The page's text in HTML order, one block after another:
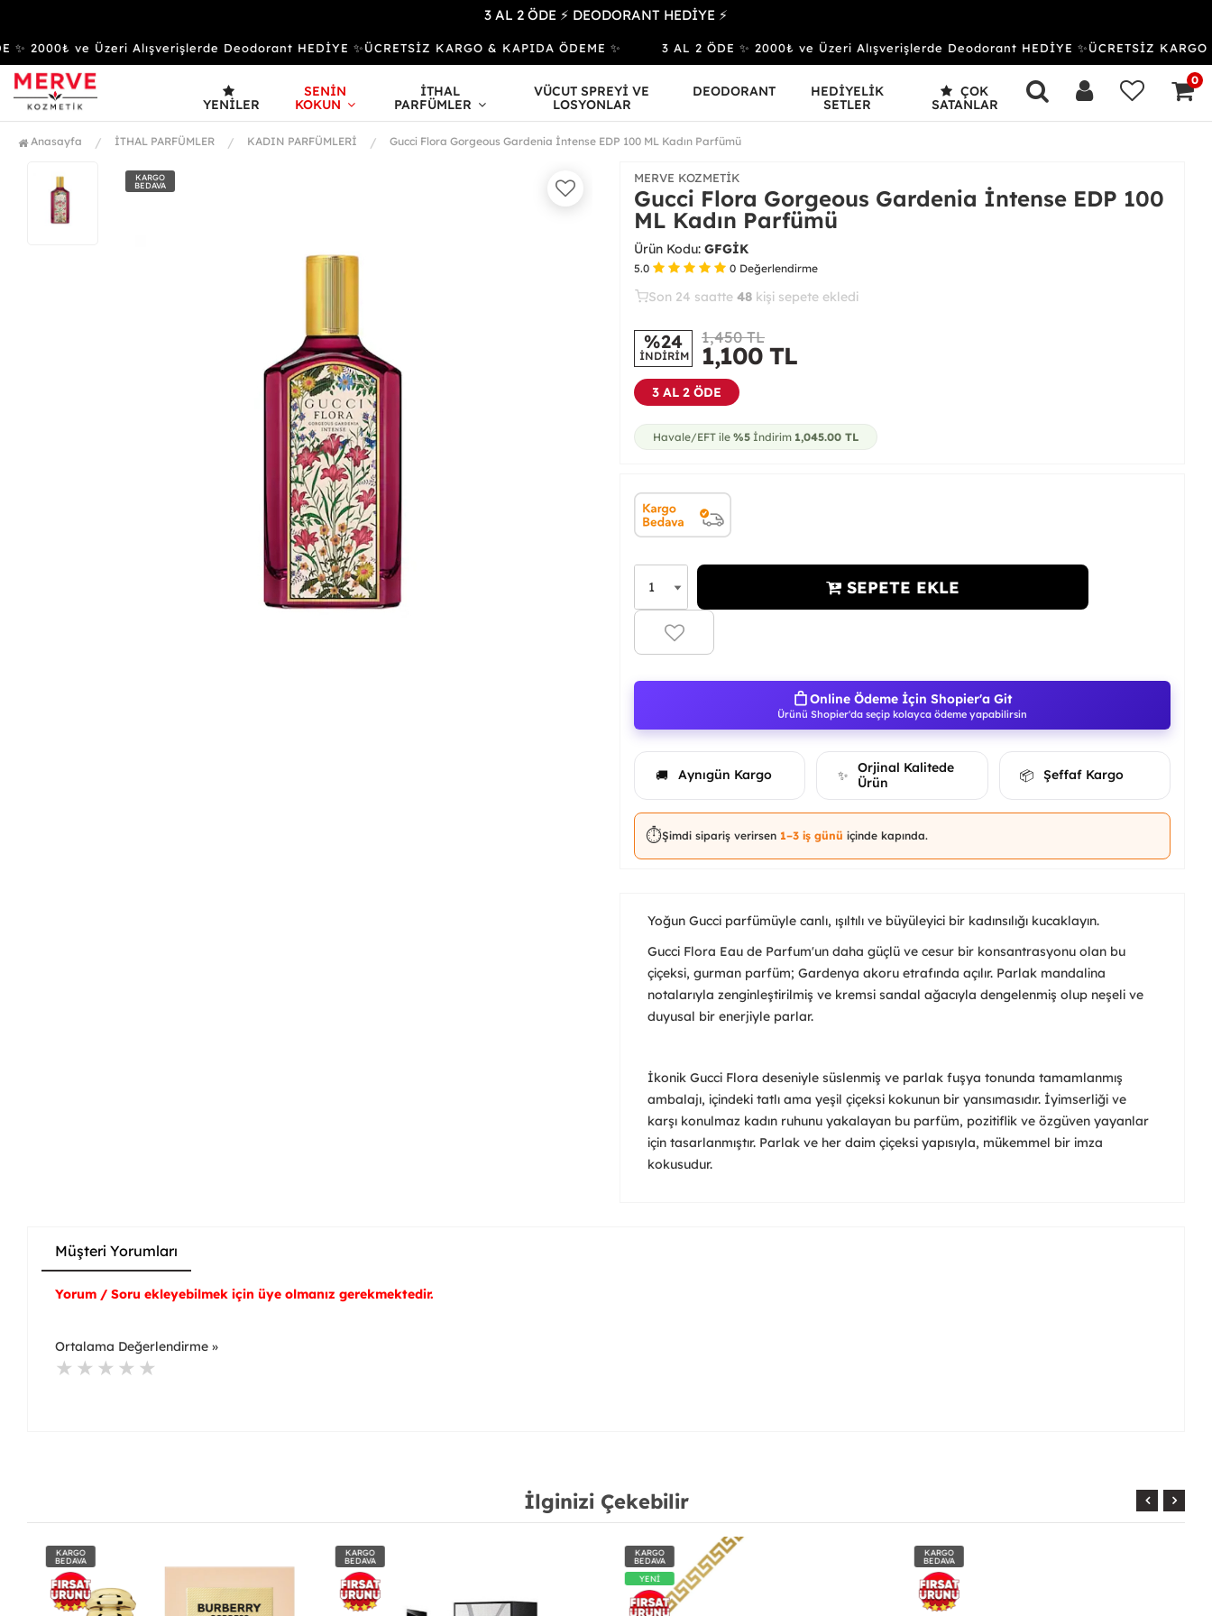
3 AL 2 ÖDE ⚡ DEODORANT HEDİYE ⚡
ve Üzeri Alışverişlerde Deodorant HEDİYE ✨ÜCRETSİZ KARGO & KAPIDA ÖDEME ✨ 3 AL 2 ÖDE ✨ 2000₺ ve Üzeri Alışverişlerde Deodorant HEDİYE ✨ÜCRETSİZ KARGO &
YENILER
SENİN
KOKUN
İTHAL
PARFÜMLER
VÜCUT SPREYİ VE
LOSYONLAR
DEODORANT
HEDİYELİK
SETLER
ÇOK
SATANLAR
0
Anasayfa İTHAL PARFÜMLER KADIN PARFÜMLERİ Gucci Flora Gorgeous Gardenia İntense EDP 100 ML Kadın Parfümü
KARGO
BEDAVA
MERVE KOZMETIK
Gucci Flora Gorgeous Gardenia İntense EDP 100
ML Kadın Parfümü
Ürün Kodu: GFGİK
5.0 0 Değerlendirme
23 50
Son 24 saatte 15kişi satın aldı
%24
İNDİRİM
1,450 TL
1,100 TL
3 AL 2 ÖDE
Havale/EFT ile %5 İndirim 1,045.00 TL
SEPETE EKLE
Online Ödeme İçin Shopier'a Git
Ürünü Shopier'da seçip kolayca ödeme yapabilirsin
🚚 Aynıgün Kargo ✨
Orjinal Kalitede
Ürün
📦 Şeffaf Kargo
⏱️Şimdi sipariş verirsen 1–3 iş günü içinde kapında.
Yoğun Gucci parfümüyle canlı, ışıltılı ve büyüleyici bir kadınsılığı kucaklayın.
Gucci Flora Eau de Parfum'un daha güçlü ve cesur bir konsantrasyonu olan bu
çiçeksi, gurman parfüm; Gardenya akoru etrafında açılır. Parlak mandalina
notalarıyla zenginleştirilmiş ve kremsi sandal ağacıyla dengelenmiş olup neşeli ve
duyusal bir enerjiyle parlar.
İkonik Gucci Flora deseniyle süslenmiş ve parlak fuşya tonunda tamamlanmış
ambalajı, içindeki tatlı ama yeşil çiçeksi kokunun bir yansımasıdır. İyimserliği ve
karşı konulmaz kadın ruhunu yakalayan bu parfüm, pozitiflik ve özgüven yayanlar
için tasarlanmıştır. Parlak ve her daim çiçeksi yapısıyla, mükemmel bir imza
kokusudur.
Müşteri Yorumları
Yorum / Soru ekleyebilmek için üye olmanız gerekmektedir.
Ortalama Değerlendirme »
İlginizi Çekebilir
KARGO
BEDAVA
KARGO
BEDAVA
KARGO
BEDAVA
YENİ
KARGO
BEDAVA